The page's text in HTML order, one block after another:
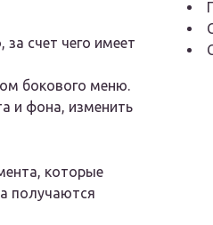
счет чего имеет
бокового меню.
и фона, изменить
которые
получаются